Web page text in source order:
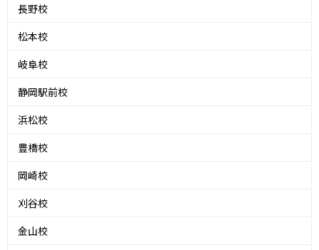
長野校
松本校
岐阜校
静岡駅前校
浜松校
豊橋校
岡崎校
刈谷校
金山校